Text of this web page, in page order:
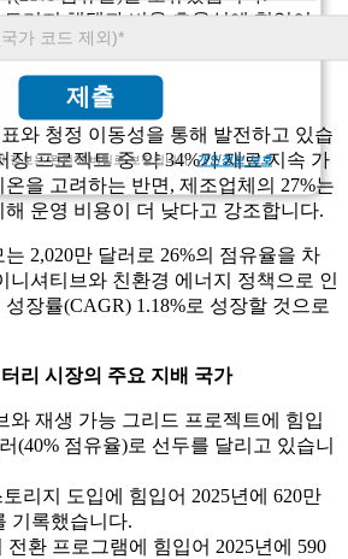
제출
정보는 완전히 비밀로 보장됩니다.개인정보 보호
리지 채택과 비용 효율성에 힘입어
점유율)를 차지했습니다.
와 청정 이동성을 통해 발전하고 있습
장 프로젝트 중 약 34%가 재료 지속 가
을 고려하는 반면, 제조업체의 27%는
운영 비용이 더 낮다고 강조합니다.
2,020만 달러로 26%의 점유율을 차
니셔티브와 친환경 에너지 정책으로 인
장률(CAGR) 1.18%로 성장할 것으로
리 시장의 주요 지배 국가
와 재생 가능 그리드 프로젝트에 힘입
(40% 점유율)로 선두를 달리고 있습니
리지 도입에 힘입어 2025년에 620만
기록했습니다.
환 프로그램에 힘입어 2025년에 590